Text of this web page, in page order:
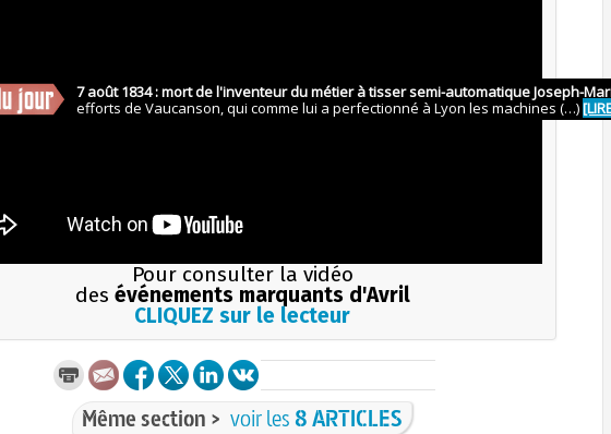
Pour consulter la vidéo
des événements marquants d'Avril
CLIQUEZ sur le lecteur
Même section > voir les8 ARTICLES